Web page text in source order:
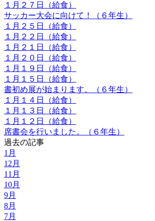
１月２７日（給食）
サッカー大会に向けて！（６年生）
１月２５日（給食）
１月２２日（給食）
１月２１日（給食）
１月２０日（給食）
１月１９日（給食）
１月１５日（給食）
書初め展が始まります。（６年生）
１月１４日（給食）
１月１３日（給食）
１月１２日（給食）
席書会を行いました。（６年生）
過去の記事
1月
12月
11月
10月
9月
8月
7月